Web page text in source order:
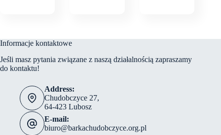
Informacje kontaktowe
Jeśli masz pytania związane z naszą działalnością zapraszamy
do kontaktu!
Address:
Chudobczyce 27,
64-423 Lubosz
E-mail:
biuro@barkachudobczyce.org.pl